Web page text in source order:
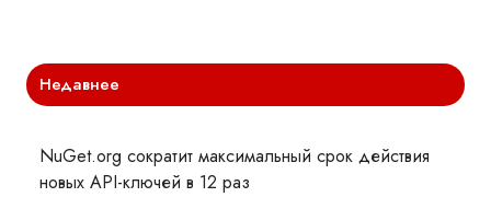
Недавнее
NuGet.org сократит максимальный срок действия
новых API-ключей в 12 раз